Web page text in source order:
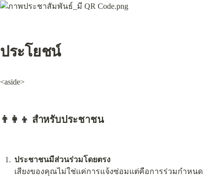
ประโยชน์
<aside>
👨‍👩‍👦 สำหรับประชาชน
ประชาชนมีส่วนร่วมโดยตรง
เสียงของคุณไม่ใช่แค่การแจ้งซ่อมแต่คือการร่วมกำหนด